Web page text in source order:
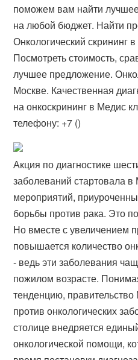
поможем вам найти
на любой бюджет. Найти
Онкологический скрининг
Посмотреть стоимость,
лучшее предложение.
Москве. Качественная
на онкоскрининг в Медис
телефону: +7 ()
Акция по диагностике
заболеваний стартовала
мероприятий,
борьбы против рака. Это
Но вместе с увеличением
повышается количество
- ведь эти заболевания
пожилом возрасте.
тенденцию,
против онкологических
столице внедряется
онкологической помощи,